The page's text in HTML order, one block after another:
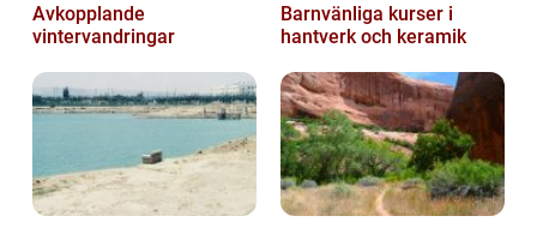
Avkopplande
vintervandringar
Barnvänliga kurser i
hantverk och keramik